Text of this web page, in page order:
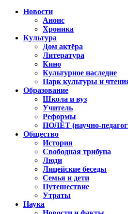
Новости
Анонс
Хроника
Культура
Дом актёра
Литература
Кино
Культурное наследие
Парк культуры и
Образование
Школа и вуз
Учитель
Реформы
ПОЛЁТ (научно-
Общество
История
Свободная трибуна
Люди
Лицейские беседы
Семья и дети
Путешествие
Утраты
Наука